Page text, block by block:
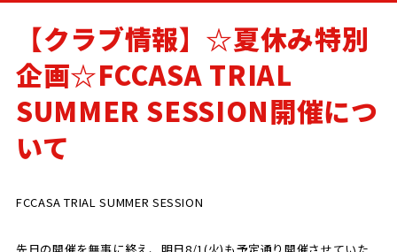
TOP TEAM
トップチーム
JUNIOR YOUTH
ジュニアユース
JUNIOR
ジュニア
スクール
CP SOCCER
CPサッカー
CASA
【クラブ情報】☆夏休み特別
企画☆FCCASA TRIAL
SUMMER SESSION開催につ
いて
FCCASA TRIAL SUMMER SESSION